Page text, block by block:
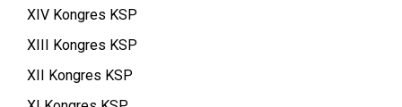
XIV Kongres KSP
XIII Kongres KSP
XII Kongres KSP